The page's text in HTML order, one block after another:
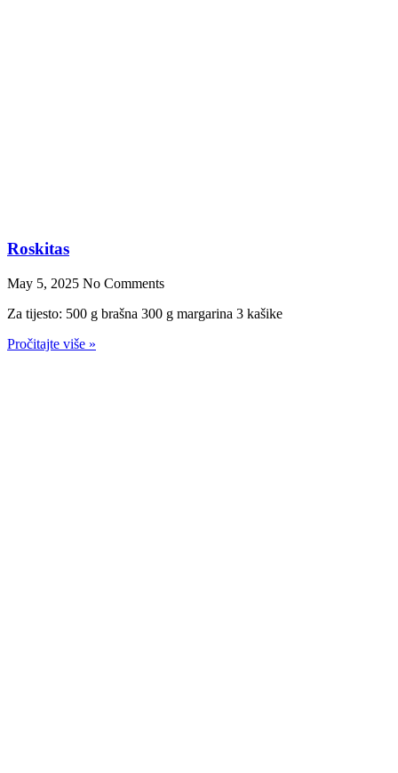
Roskitas
May 5, 2025 No Comments
Za tijesto: 500 g brašna 300 g margarina 3 kašike
Pročitajte više »